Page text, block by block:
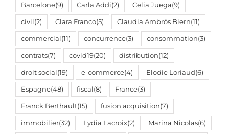
Barcelone(9) Carla Addi(2) Celia Juega(9)
civil(2) Clara Franco(5) Claudia Ambrós Biern(11)
commercial(11) concurrence(3) consommation(3)
contrats(7) covid19(20) distribution(12)
droit social(19) e-commerce(4) Elodie Loriaud(6)
Espagne(48) fiscal(8) France(3)
Franck Berthault(15) fusion acquisition(7)
immobilier(32) Lydia Lacroix(2) Marina Nicolas(6)